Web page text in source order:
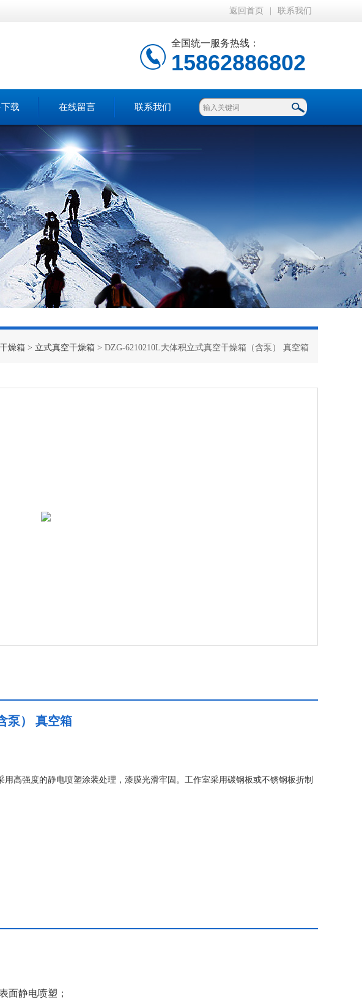
返回首页 联系我们
全国统一服务热线：
15862886802
载 在线留言 联系我们
燥箱 > 立式真空干燥箱 > DZG-6210210L大体积立式真空干燥箱（含泵） 真空箱
泵） 真空箱
高强度的静电喷塑涂装处理，漆膜光滑牢固。工作室采用碳钢板或不锈钢板折制
品搁板，用来放置各种试验物品，工作室外壁的四周装有云母加热器。
面静电喷塑；